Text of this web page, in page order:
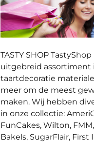
TASTY SHOP
uitgebreid assortiment
taartdecoratie
meer om de meest
maken. Wij hebben
in onze collectie:
FunCakes, Wilton,
Bakels, SugarFlair, First